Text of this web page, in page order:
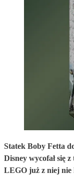
Statek Boby Fetta
Disney wycofał się
LEGO już z niej nie